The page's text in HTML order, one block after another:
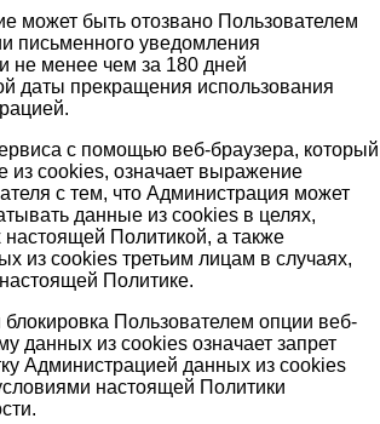
может быть отозвано Пользователем
письменного уведомления
не менее чем за 180 дней
даты прекращения использования
с помощью веб-браузера, который
из cookies, означает выражение
с тем, что Администрация может
данные из cookies в целях,
Политикой, а также
из cookies третьим лицам в случаях,
Политике.
Пользователем опции веб-
данных из cookies означает запрет
Администрацией данных из cookies
настоящей Политики